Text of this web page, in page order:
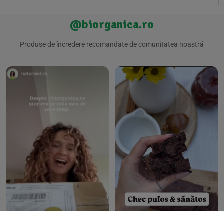
@biorganica.ro
Produse de încredere recomandate de comunitatea noastră